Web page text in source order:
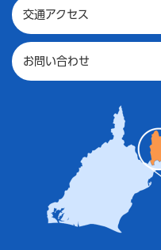
交通アクセス
お問い合わせ